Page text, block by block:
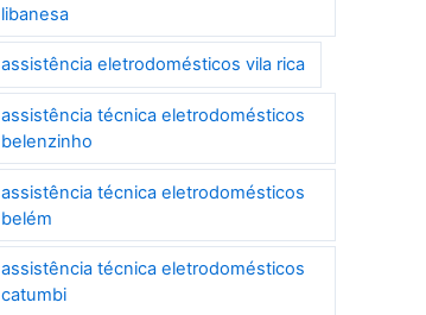
libanesa
assistência eletrodomésticos vila rica
assistência técnica eletrodomésticos
belenzinho
assistência técnica eletrodomésticos
belém
assistência técnica eletrodomésticos
catumbi